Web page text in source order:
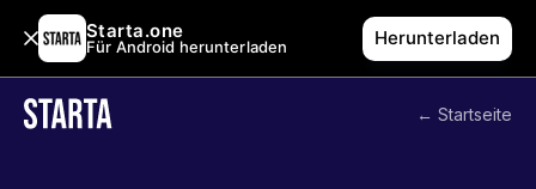
Starta.one
Für Android herunterladen Herunterladen
← Startseite